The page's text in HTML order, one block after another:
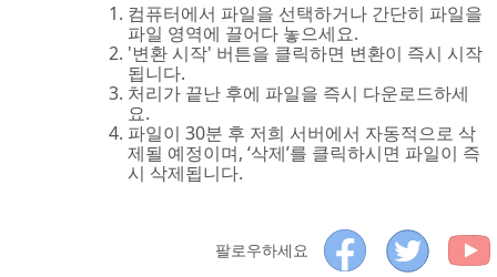
컴퓨터에서 파일을 선택하거나 간단히 파일을
파일 영역에 끌어다 놓으세요.
'변환 시작' 버튼을 클릭하면 변환이 즉시 시작
됩니다.
처리가 끝난 후에 파일을 즉시 다운로드하세
요.
파일이 30분 후 저희 서버에서 자동적으로 삭
제될 예정이며, ‘삭제’를 클릭하시면 파일이 즉
시 삭제됩니다.
팔로우하세요